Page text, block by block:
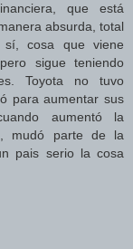
que está
absurda, total
sí, cosa que viene
sigue teniendo
Toyota no tuvo
para aumentar sus
aumentó la
mudó parte de la
pais serio la cosa